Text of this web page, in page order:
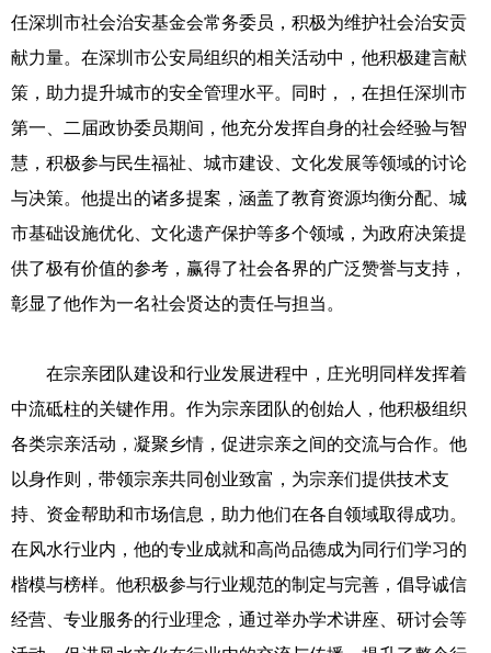
任深圳市社会治安基金会常务委员，积极为维护社会治安贡
献力量。在深圳市公安局组织的相关活动中，他积极建言献
策，助力提升城市的安全管理水平。同时，，在担任深圳市
第一、二届政协委员期间，他充分发挥自身的社会经验与智
慧，积极参与民生福祉、城市建设、文化发展等领域的讨论
与决策。他提出的诸多提案，涵盖了教育资源均衡分配、城
市基础设施优化、文化遗产保护等多个领域，为政府决策提
供了极有价值的参考，赢得了社会各界的广泛赞誉与支持，
彰显了他作为一名社会贤达的责任与担当。
在宗亲团队建设和行业发展进程中，庄光明同样发挥着
中流砥柱的关键作用。作为宗亲团队的创始人，他积极组织
各类宗亲活动，凝聚乡情，促进宗亲之间的交流与合作。他
以身作则，带领宗亲共同创业致富，为宗亲们提供技术支
持、资金帮助和市场信息，助力他们在各自领域取得成功。
在风水行业内，他的专业成就和高尚品德成为同行们学习的
楷模与榜样。他积极参与行业规范的制定与完善，倡导诚信
经营、专业服务的行业理念，通过举办学术讲座、研讨会等